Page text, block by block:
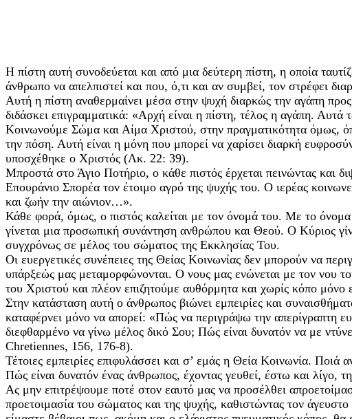
Η πίστη αυτή συνοδεύεται και από μια δεύτερη πίστη, η οποία
άνθρωπο να απελπιστεί και που, ό,τι και αν συμβεί, τον στρέφει
Αυτή η πίστη αναθερμαίνει μέσα στην ψυχή διαρκώς την αγάπη
διδάσκει επιγραμματικά: «Αρχή είναι η πίστη, τέλος η αγάπη.
Κοινωνούμε Σώμα και Αίμα Χριστού, στην πραγματικότητα όμως,
την πόση. Αυτή είναι η μόνη που μπορεί να χαρίσει διαρκή
υποσχέθηκε ο Χριστός (Λκ. 22: 39).
Μπροστά στο Άγιο Ποτήριο, ο κάθε πιστός έρχεται πεινώντας και
Επουράνιο Σπορέα τον έτοιμο αγρό της ψυχής του. Ο ιερέας
και ζωήν την αιώνιον…».
Κάθε φορά, όμως, ο πιστός καλείται με τον όνομά του. Με το
γίνεται μια προσωπική συνάντηση ανθρώπου και Θεού. Ο Κύριος
συγχρόνως σε μέλος του σώματος της Εκκλησίας Του.
Οι ευεργετικές συνέπειες της Θείας Κοινωνίας δεν μπορούν να
υπάρξεώς μας μεταμορφώνονται. Ο νους μας ενώνεται με τον νου
του Χριστού και πλέον επιζητούμε αυθόρμητα και χωρίς κόπο μόνο
Στην κατάσταση αυτή ο άνθρωπος βιώνει εμπειρίες και
καταφέρνει μόνο να απορεί: «Πώς να περιγράψω την απερίγραπτη
διεφθαρμένο να γίνω μέλος δικό Σου; Πώς είναι δυνατόν να με
Chretiennes, 156, 176-8).
Τέτοιες εμπειρίες επιφυλάσσει και σ’ εμάς η Θεία Κοινωνία.
Πώς είναι δυνατόν ένας άνθρωπος, έχοντας γευθεί, έστω και λίγο,
Ας μην επιτρέψουμε ποτέ στον εαυτό μας να προσέλθει
προετοιμασία του σώματος και της ψυχής, καθιστώντας τον